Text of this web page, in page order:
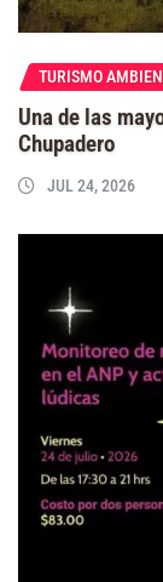
TURISMO
Una de las
Chupadero
JUL 24, 2026